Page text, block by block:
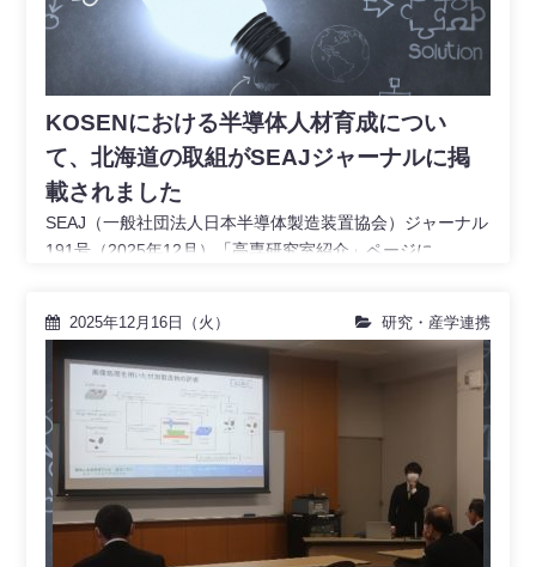
KOSENにおける半導体人材育成につい
て、北海道の取組がSEAJジャーナルに掲
載されました
SEAJ（一般社団法人日本半導体製造装置協会）ジャーナル
191号（2025年12月）「高専研究室紹介」ページに
2025年12月16日（火） 研究・産学連携